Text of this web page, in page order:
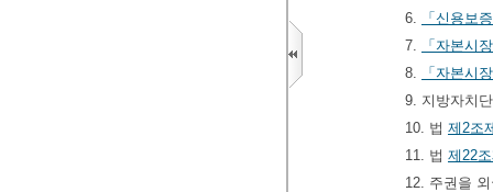
6.
「신용보
7.
「자본시
8.
「자본시
9. 지방자치
10. 법 제2조
11. 법 제22
12. 주권을